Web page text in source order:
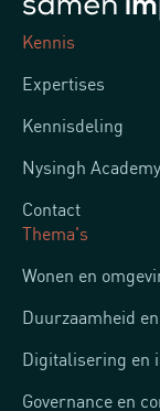
Kennis
Expertises
Kennisdeling
Nysingh Academy
Contact
Thema's
Wonen en
Duurzaamheid
Digitalisering en
Governance en